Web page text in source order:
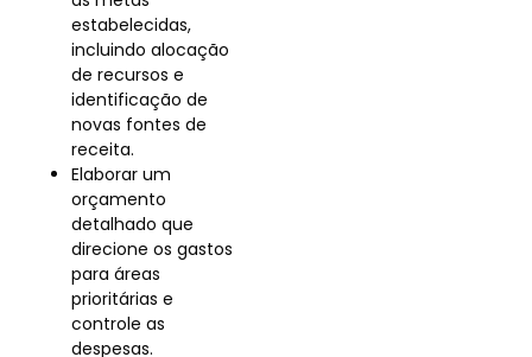
estabelecidas,
incluindo alocação
de recursos e
identificação de
novas fontes de
receita.
Elaborar um
orçamento
detalhado que
direcione os gastos
para áreas
prioritárias e
controle as
despesas.